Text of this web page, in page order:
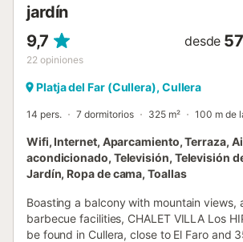
jardín
9,7
22 opiniones
desde
Platja del Far (Cullera), Cullera
14 pers. 7 dormitorios 325 m² 100 m de
Wifi, Internet, Aparcamiento, Terraza,
acondicionado, Televisión, Televisión
Jardín, Ropa de cama, Toallas
Boasting a balcony with mountain views,
barbecue facilities, CHALET VILLA Los
be found in Cullera, close to El Faro and